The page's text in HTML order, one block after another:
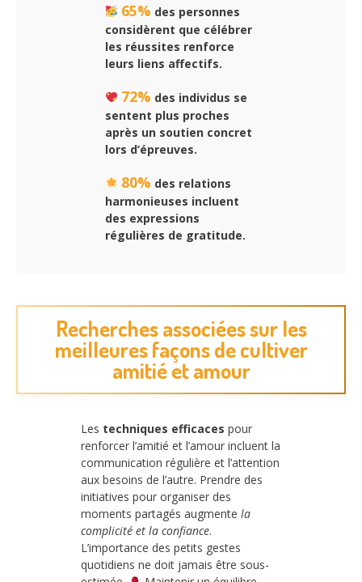
65% des personnes
considèrent que célébrer
les réussites renforce
leurs liens affectifs.
72% des individus se
sentent plus proches
après un soutien concret
lors d’épreuves.
80% des relations
harmonieuses incluent
des expressions
régulières de gratitude.
Recherches associées sur les
meilleures façons de cultiver
amitié et amour
Les techniques efficaces pour
renforcer l’amitié et l’amour incluent la
communication régulière et l’attention
aux besoins de l’autre. Prendre des
initiatives pour organiser des
moments partagés augmente la
complicité et la confiance.
L’importance des petits gestes
quotidiens ne doit jamais être sous-